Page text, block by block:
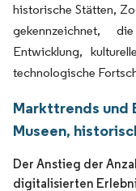
historische Stätten,
gekennzeichnet,
Entwicklung,
technologische
Markttrends und
Museen,
Der Anstieg der
digitalisierten